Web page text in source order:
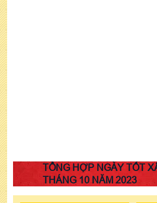
TỔNG HỢP NGÀY TỐT
THÁNG 10 NĂM 2023